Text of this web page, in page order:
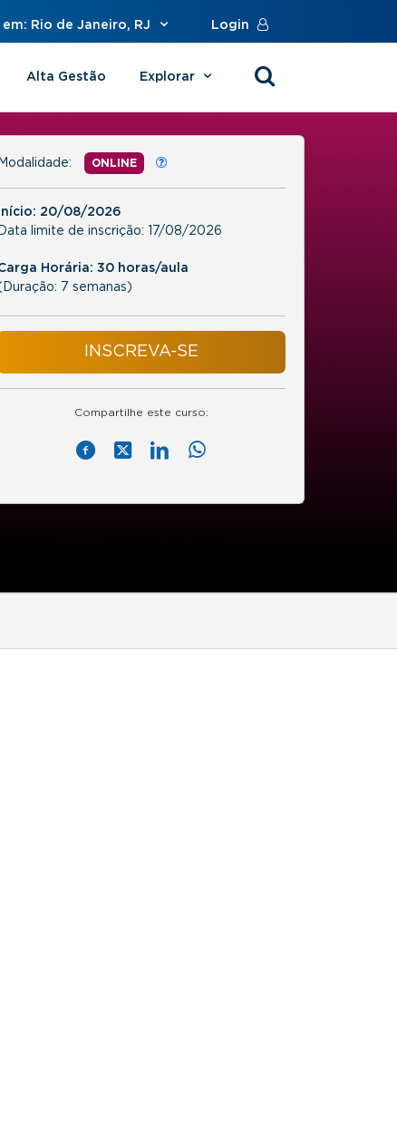
Rio de Janeiro, RJ Login
Alta Gestão Explorar
Modalidade: ONLINE
Início: 20/08/2026
Data limite de inscrição: 17/08/2026
Horária: 30 horas/aula
7 semanas)
INSCREVA-SE
Compartilhe este curso: